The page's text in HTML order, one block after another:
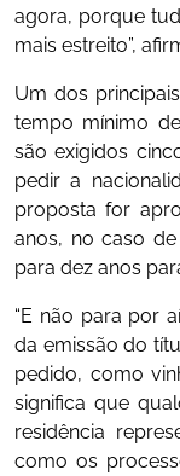
agora, porque
mais estreito”,
Um dos
tempo mínimo
são exigidos
pedir a
proposta for
anos, no caso
para dez anos
“E não para por
da emissão do
pedido, como
significa que
residência
como os